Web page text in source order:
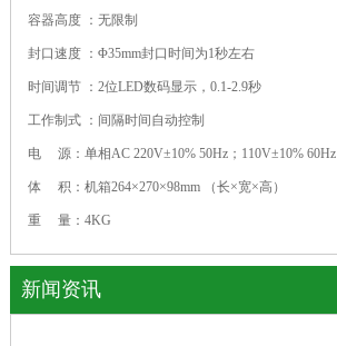
容器高度 ：无限制
封口速度 ：Φ35mm封口时间为1秒左右
时间调节 ：2位LED数码显示，0.1-2.9秒
工作制式 ：间隔时间自动控制
电 源：单相AC 220V±10% 50Hz；110V±10% 60Hz
体 积：机箱264×270×98mm （长×宽×高）
重 量：4KG
新闻资讯